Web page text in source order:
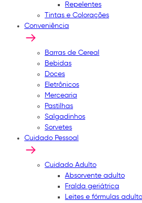
Repelentes
Tintas e Colorações
Conveniência
Barras de Cereal
Bebidas
Doces
Eletrônicos
Mercearia
Pastilhas
Salgadinhos
Sorvetes
Cuidado Pessoal
Cuidado Adulto
Absorvente adulto
Fralda geriátrica
Leites e fórmulas adulto